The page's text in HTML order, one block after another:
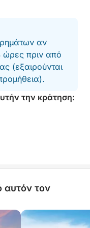
τιμή ενοικίασης,
κόστος!
ή για να
σύμφωνα με τις
Θα χαρώ
σας δείξω τα
αν
ώρες πριν από
(εξαιρούνται
την κράτηση:
αυτόν τον